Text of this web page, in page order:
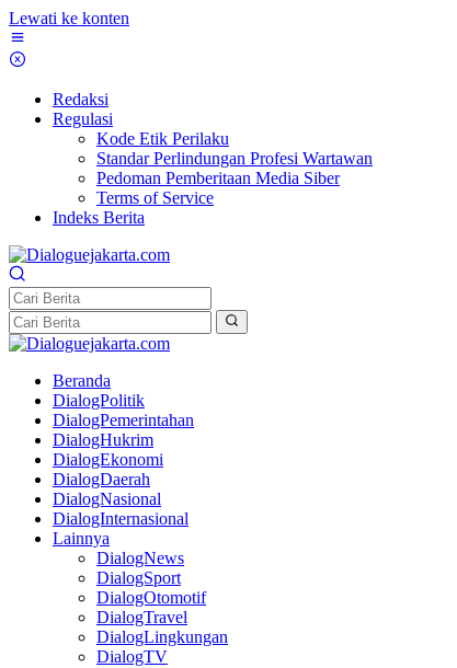
Lewati ke konten
Redaksi
Regulasi
Kode Etik Perilaku
Standar Perlindungan Profesi Wartawan
Pedoman Pemberitaan Media Siber
Terms of Service
Indeks Berita
Beranda
DialogPolitik
DialogPemerintahan
DialogHukrim
DialogEkonomi
DialogDaerah
DialogNasional
DialogInternasional
Lainnya
DialogNews
DialogSport
DialogOtomotif
DialogTravel
DialogLingkungan
DialogTV